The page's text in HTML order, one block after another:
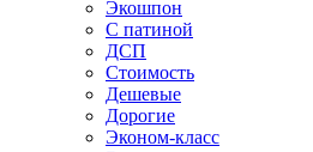
Экошпон
С патиной
ДСП
Стоимость
Дешевые
Дорогие
Эконом-класс